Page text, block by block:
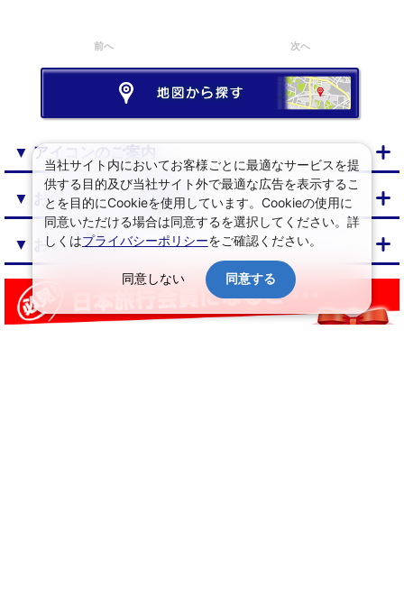
前へ 次へ
▼ アイコンのご案内
▼ お気に入り・閲覧履歴
▼ おすすめプラン
当社サイト内においてお客様ごとに最適なサービスを提
供する目的及び当社サイト外で最適な広告を表示するこ
とを目的にCookieを使用しています。Cookieの使用に
同意いただける場合は同意するを選択してください。詳
しくはプライバシーポリシーをご確認ください。
同意しない 同意する